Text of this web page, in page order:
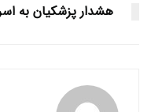
هشدار پزشکیان به